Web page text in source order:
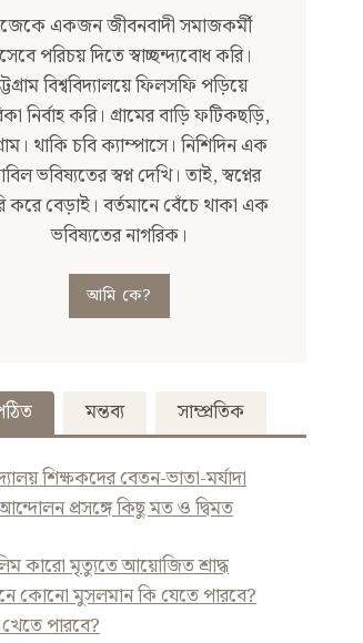
একজন জীবনবাদী সমাজকর্মী
পরিচয় দিতে স্বাচ্ছন্দ্যবোধ করি।
বিশ্ববিদ্যালয়ে ফিলসফি পড়িয়ে
নির্বাহ করি। গ্রামের বাড়ি ফটিকছড়ি,
থাকি চবি ক্যাম্পাসে। নিশিদিন এক
ভবিষ্যতের স্বপ্ন দেখি। তাই, স্বপ্নের
করে বেড়াই। বর্তমানে বেঁচে থাকা এক
ভবিষ্যতের নাগরিক।
আমি কে?
মন্তব্য সাম্প্রতিক
শিক্ষকদের বেতন-ভাতা-মর্যাদা
আন্দোলন প্রসঙ্গে কিছু মত ও দ্বিমত
কারো মৃত্যুতে আয়োজিত শ্রাদ্ধ
কোনো মুসলমান কি যেতে পারবে?
খেতে পারবে?